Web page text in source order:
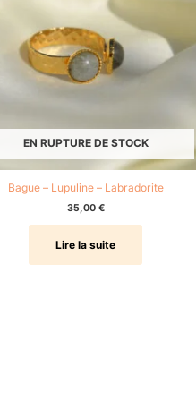
EN RUPTURE DE STOCK
Bague – Lupuline – Labradorite
35,00 €
Lire la suite